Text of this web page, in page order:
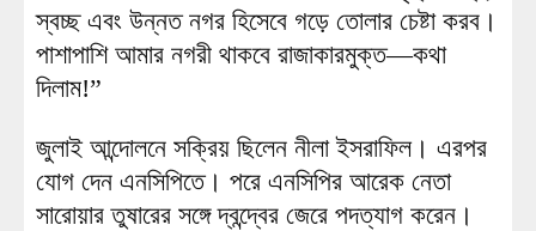
স্বচ্ছ এবং উন্নত নগর হিসেবে গড়ে তোলার চেষ্টা করব।
পাশাপাশি আমার নগরী থাকবে রাজাকারমুক্ত—কথা
দিলাম!”
জুলাই আন্দোলনে সক্রিয় ছিলেন নীলা ইসরাফিল। এরপর
যোগ দেন এনসিপিতে। পরে এনসিপির আরেক নেতা
সারোয়ার তুষারের সঙ্গে দ্বন্দ্বের জেরে পদত্যাগ করেন।